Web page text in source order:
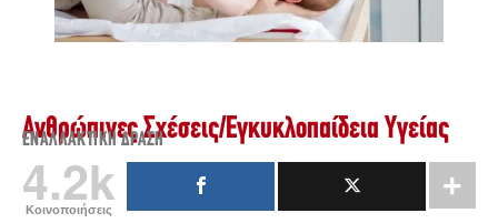
Ανθρώπινες Σχέσεις/Εγκυκλοπαίδεια Υγείας
ΕΝΑΛΛΑΚΤΙΚΉ ΔΡΆΣΗ
4.2k
Κοινοποιήσεις